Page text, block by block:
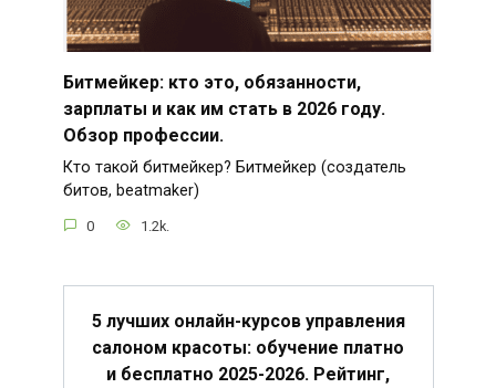
Битмейкер: кто это, обязанности,
зарплаты и как им стать в 2026 году.
Обзор профессии.
Кто такой битмейкер? Битмейкер (создатель
битов, beatmaker)
0 1.2k.
5 лучших онлайн-курсов управления
салоном красоты: обучение платно
и бесплатно 2025-2026. Рейтинг,